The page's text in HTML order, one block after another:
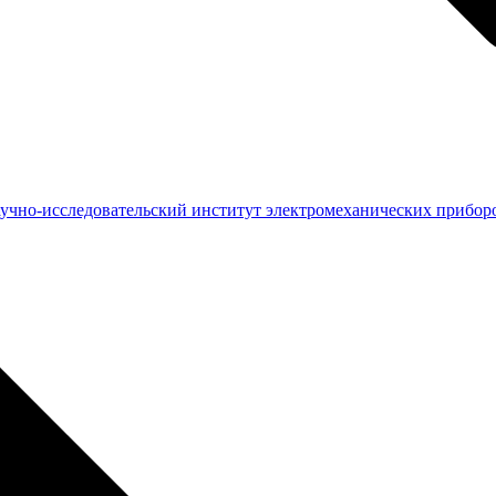
исследовательский институт электромеханических